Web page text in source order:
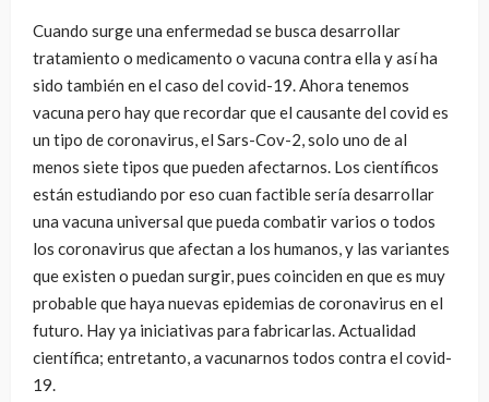
Cuando surge una enfermedad se busca desarrollar
tratamiento o medicamento o vacuna contra ella y así ha
sido también en el caso del covid-19. Ahora tenemos
vacuna pero hay que recordar que el causante del covid es
un tipo de coronavirus, el Sars-Cov-2, solo uno de al
menos siete tipos que pueden afectarnos. Los científicos
están estudiando por eso cuan factible sería desarrollar
una vacuna universal que pueda combatir varios o todos
los coronavirus que afectan a los humanos, y las variantes
que existen o puedan surgir, pues coinciden en que es muy
probable que haya nuevas epidemias de coronavirus en el
futuro. Hay ya iniciativas para fabricarlas. Actualidad
científica; entretanto, a vacunarnos todos contra el covid-
19.